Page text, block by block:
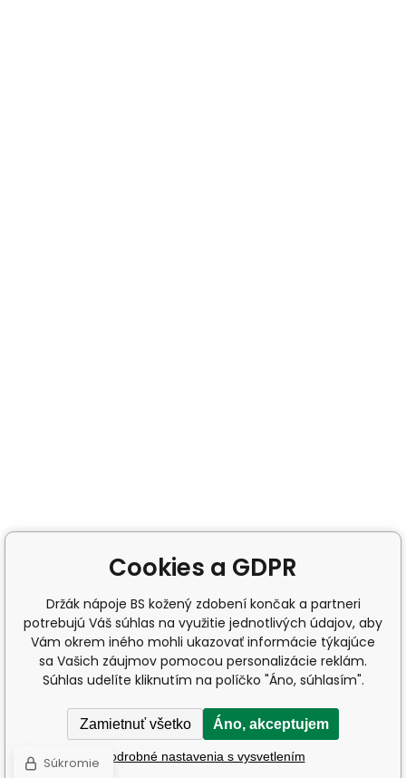
Cookies a GDPR
Držák nápoje BS kožený zdobení končak a partneri
potrebujú Váš súhlas na využitie jednotlivých údajov, aby
Vám okrem iného mohli ukazovať informácie týkajúce
sa Vašich záujmov pomocou personalizácie reklám.
Súhlas udelíte kliknutím na políčko "Áno, súhlasím".
Zamietnuť všetko Áno, akceptujem
Podrobné nastavenia s vysvetlením
Súkromie